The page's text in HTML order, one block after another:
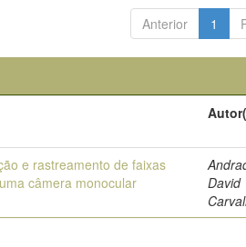
Anterior 1
e rastreamento de faixas
câmera monocular
David